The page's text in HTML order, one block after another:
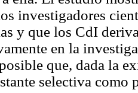
investigadores
y que los CdI
en la
que, dada la
selectiva como